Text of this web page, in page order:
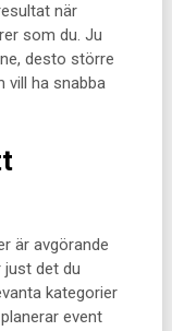
när
som du. Ju
desto större
vill ha snabba
är avgörande
det du
kategorier
event